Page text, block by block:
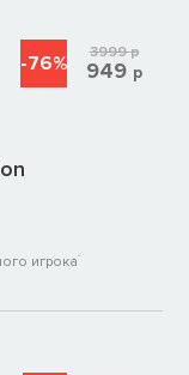
игрока
-76% 3999р
949 р